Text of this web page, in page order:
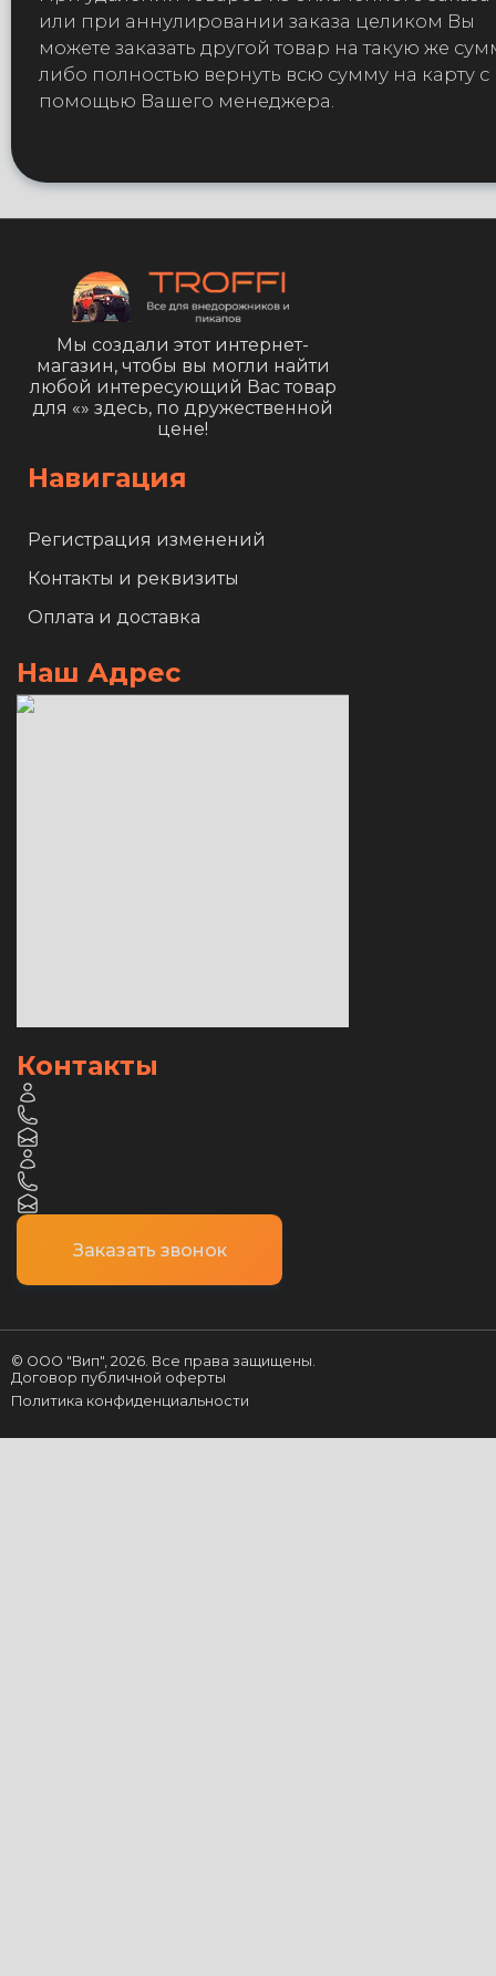
или при аннулировании заказа целиком Вы
можете заказать другой товар на такую же
либо полностью вернуть всю сумму на карту с
помощью Вашего менеджера.
Мы создали этот интернет-
магазин, чтобы вы могли найти
любой интересующий Вас товар
для «» здесь, по дружественной
цене!
Навигация
Регистрация изменений
Контакты и реквизиты
Оплата и доставка
Наш Адрес
Контакты
Заказать звонок
© ООО "Вип", 2026. Все права защищены.
Договор публичной оферты
Политика конфиденциальности